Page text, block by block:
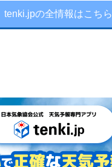
tenki.jpの全情報はこちら